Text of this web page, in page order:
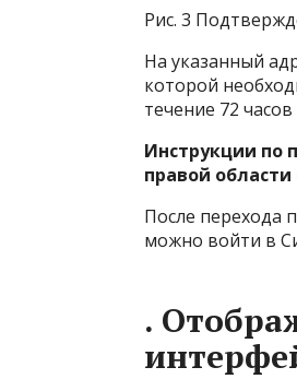
Рис. 3
На указанный
которой
течение 72
Инструкции по
правой
После перехода
можно войти в
.